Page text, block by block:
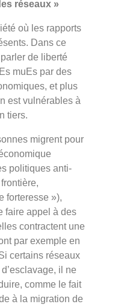
réseaux »
où les rapports
Dans ce
de liberté
muEs par des
et plus
est vulnérables à
tiers.
migrent pour
politiques anti-
forteresse »),
faire appel à des
contractent une
par exemple en
certains réseaux
il ne
comme le fait
à la migration de